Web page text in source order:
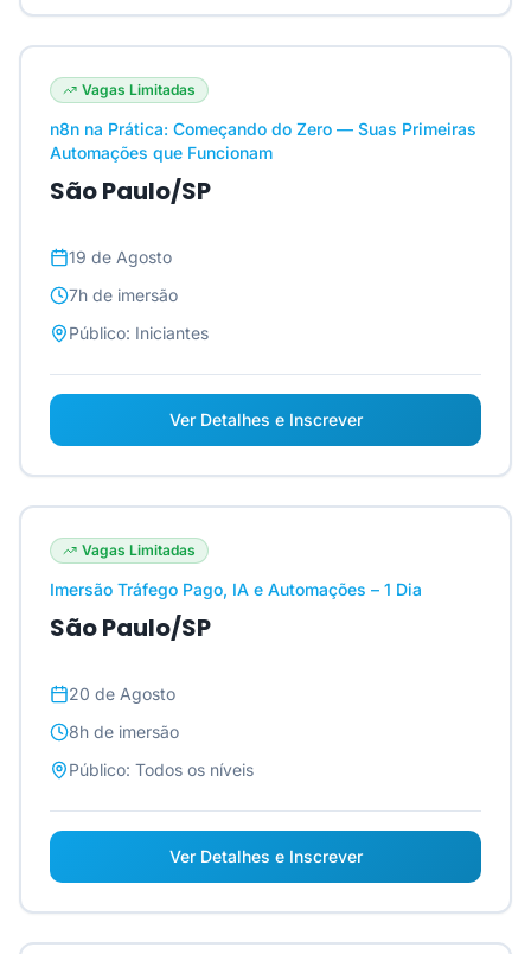
Vagas Limitadas
n8n na Prática: Começando do Zero — Suas Primeiras
Automações que Funcionam
São Paulo/SP
19 de Agosto
7h de imersão
Público: Iniciantes
Ver Detalhes e Inscrever
Vagas Limitadas
Imersão Tráfego Pago, IA e Automações – 1 Dia
São Paulo/SP
20 de Agosto
8h de imersão
Público: Todos os níveis
Ver Detalhes e Inscrever